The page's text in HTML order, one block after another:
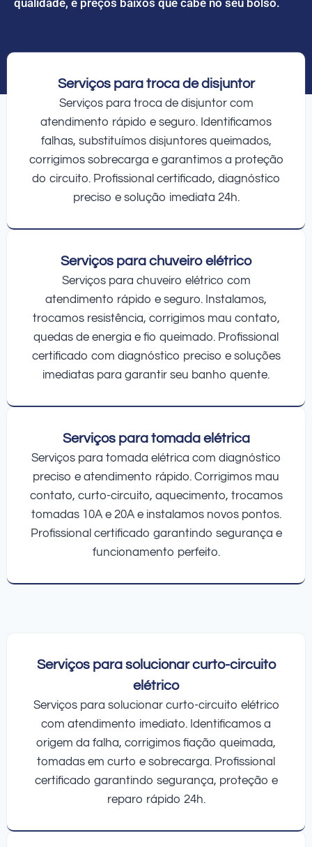
Serviços para troca de disjuntor
Serviços para troca de disjuntor com
atendimento rápido e seguro. Identificamos
falhas, substituímos disjuntores queimados,
corrigimos sobrecarga e garantimos a proteção
do circuito. Profissional certificado, diagnóstico
preciso e solução imediata 24h.
Serviços para chuveiro elétrico
Serviços para chuveiro elétrico com
atendimento rápido e seguro. Instalamos,
trocamos resistência, corrigimos mau contato,
quedas de energia e fio queimado. Profissional
certificado com diagnóstico preciso e soluções
imediatas para garantir seu banho quente.
Serviços para tomada elétrica
Serviços para tomada elétrica com diagnóstico
preciso e atendimento rápido. Corrigimos mau
contato, curto-circuito, aquecimento, trocamos
tomadas 10A e 20A e instalamos novos pontos.
Profissional certificado garantindo segurança e
funcionamento perfeito.
Serviços para solucionar curto-circuito
elétrico
Serviços para solucionar curto-circuito elétrico
com atendimento imediato. Identificamos a
origem da falha, corrigimos fiação queimada,
tomadas em curto e sobrecarga. Profissional
certificado garantindo segurança, proteção e
reparo rápido 24h.